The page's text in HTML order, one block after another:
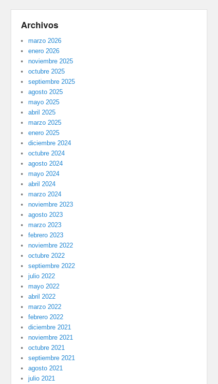
Archivos
marzo 2026
enero 2026
noviembre 2025
octubre 2025
septiembre 2025
agosto 2025
mayo 2025
abril 2025
marzo 2025
enero 2025
diciembre 2024
octubre 2024
agosto 2024
mayo 2024
abril 2024
marzo 2024
noviembre 2023
agosto 2023
marzo 2023
febrero 2023
noviembre 2022
octubre 2022
septiembre 2022
julio 2022
mayo 2022
abril 2022
marzo 2022
febrero 2022
diciembre 2021
noviembre 2021
octubre 2021
septiembre 2021
agosto 2021
julio 2021